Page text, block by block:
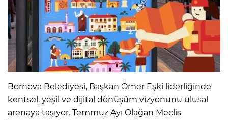
Bornova Belediyesi, Başkan Ömer Eşki liderliğinde
kentsel, yeşil ve dijital dönüşüm vizyonunu ulusal
arenaya taşıyor. Temmuz Ayı Olağan Meclis